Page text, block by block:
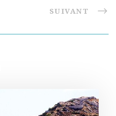
SUIVANT